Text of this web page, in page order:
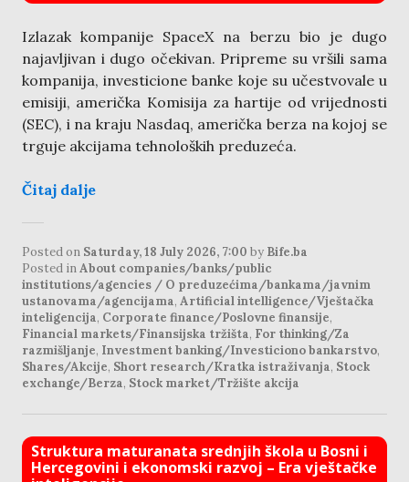
Izlazak kompanije SpaceX na berzu bio je dugo
najavljivan i dugo očekivan. Pripreme su vršili sama
kompanija, investicione banke koje su učestvovale u
emisiji, američka Komisija za hartije od vrijednosti
(SEC), i na kraju Nasdaq, američka berza na kojoj se
trguje akcijama tehnoloških preduzeća.
Čitaj dalje
Posted on Saturday, 18 July 2026, 7:00 by Bife.ba
Posted inAbout companies/banks/public
institutions/agencies / O preduzećima/bankama/javnim
ustanovama/agencijama, Artificial intelligence/Vještačka
inteligencija, Corporate finance/Poslovne finansije,
Financial markets/Finansijska tržišta, For thinking/Za
razmišljanje, Investment banking/Investiciono bankarstvo,
Shares/Akcije, Short research/Kratka istraživanja, Stock
exchange/Berza, Stock market/Tržište akcija
Struktura maturanata srednjih škola u Bosni i
Hercegovini i ekonomski razvoj – Era vještačke